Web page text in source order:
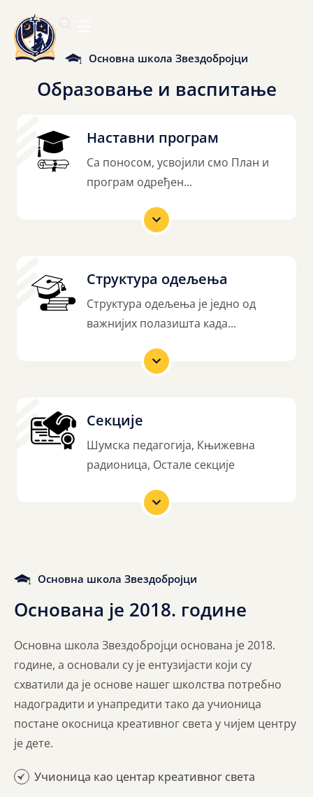
Основна школа Звездобројци
Образовање и васпитање
Наставни програм
Са поносом, усвојили смо План и
програм одређен...
Структура одељења
Структура одељења је једно од
важнијих полазишта када...
Секције
Шумска педагогија, Књижевна
радионица, Остале секције
Основна школа Звездобројци
Основана је 2018. године
Основна школа Звездобројци основана је 2018.
године, а основали су је ентузијасти који су
схватили да је основе нашег школства потребно
надоградити и унапредити тако да учионица
постане окосница креативног света у чијем центру
је дете.
Учионица као центар креативног света